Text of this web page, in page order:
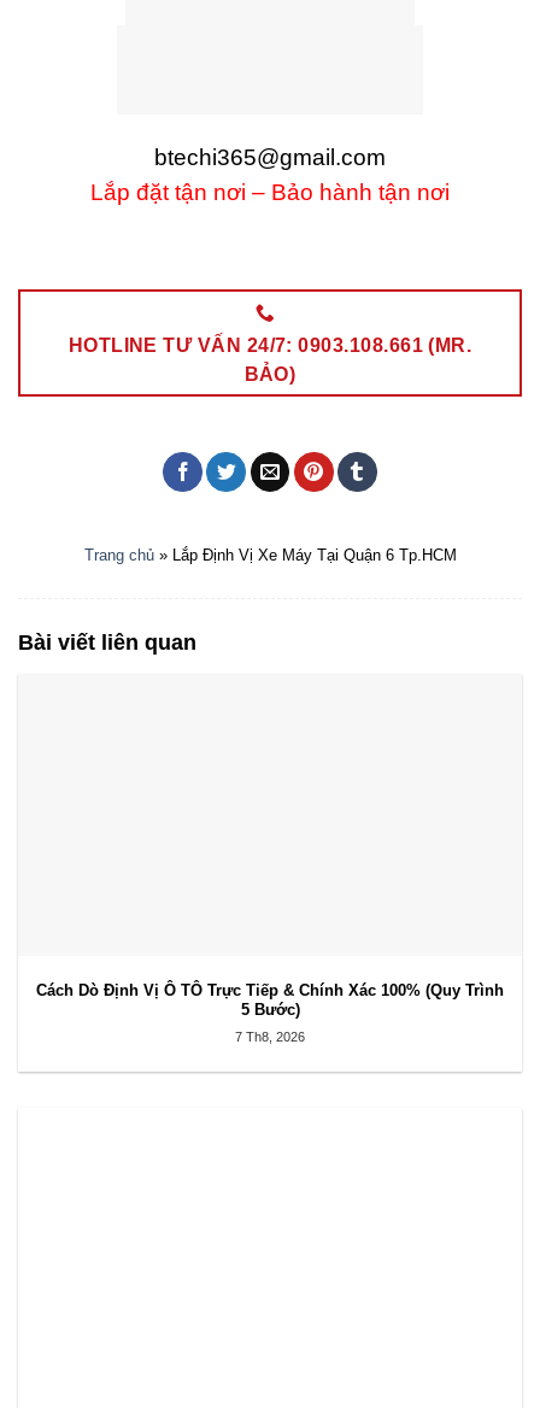
btechi365@gmail.com
Lắp đặt tận nơi – Bảo hành tận nơi
HOTLINE TƯ VẤN 24/7: 0903.108.661 (MR.
BẢO)
Trang chủ» Lắp Định Vị Xe Máy Tại Quận 6 Tp.HCM
Bài viết liên quan
Cách Dò Định Vị Ô TÔ Trực Tiếp & Chính Xác 100% (Quy Trình
5 Bước)
7 Th8, 2026